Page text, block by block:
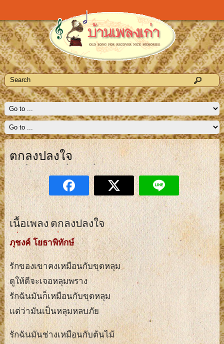
ตกลงปลงใจ
เนื้อเพลง ตกลงปลงใจ
ภุชงค์ โยธาพิทักษ์
รักของเขาคงเหมือนกับขุดหลุม
ดูให้ดีจะเจอหลุมพราง
รักฉันมันก็เหมือนกับขุดหลุม
แต่ว่ามันเป็นหลุมหลบภัย
รักฉันมันช่างเหมือนกับต้นไม้